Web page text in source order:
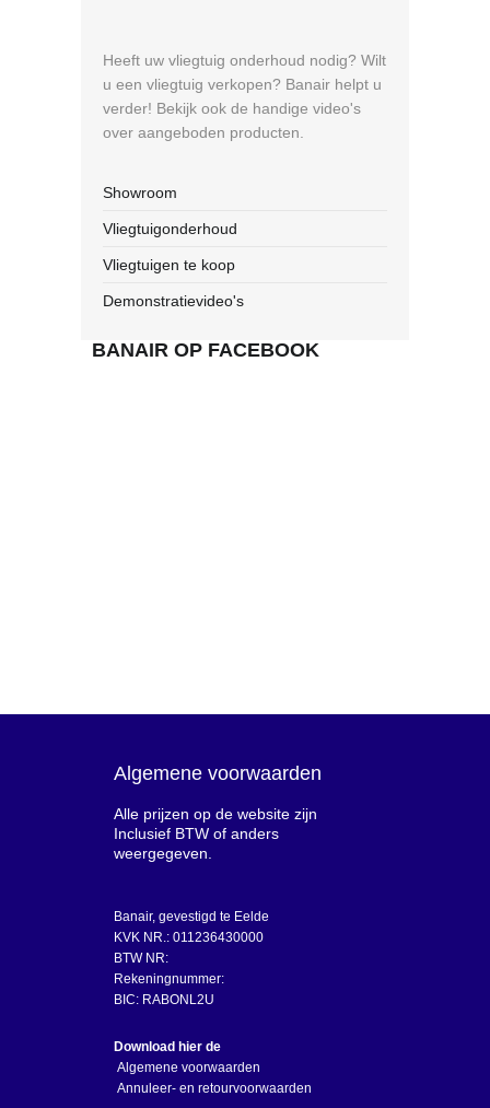
Heeft uw vliegtuig onderhoud nodig? Wilt
u een vliegtuig verkopen? Banair helpt u
verder! Bekijk ook de handige video's
over aangeboden producten.
Showroom
Vliegtuigonderhoud
Vliegtuigen te koop
Demonstratievideo's
BANAIR OP FACEBOOK
Algemene voorwaarden
Alle prijzen op de website zijn
Inclusief BTW of anders
weergegeven.
Banair, gevestigd te Eelde
KVK NR.: 011236430000
BTW NR:
Rekeningnummer:
BIC: RABONL2U
Download hier de
Algemene voorwaarden
Annuleer- en retourvoorwaarden